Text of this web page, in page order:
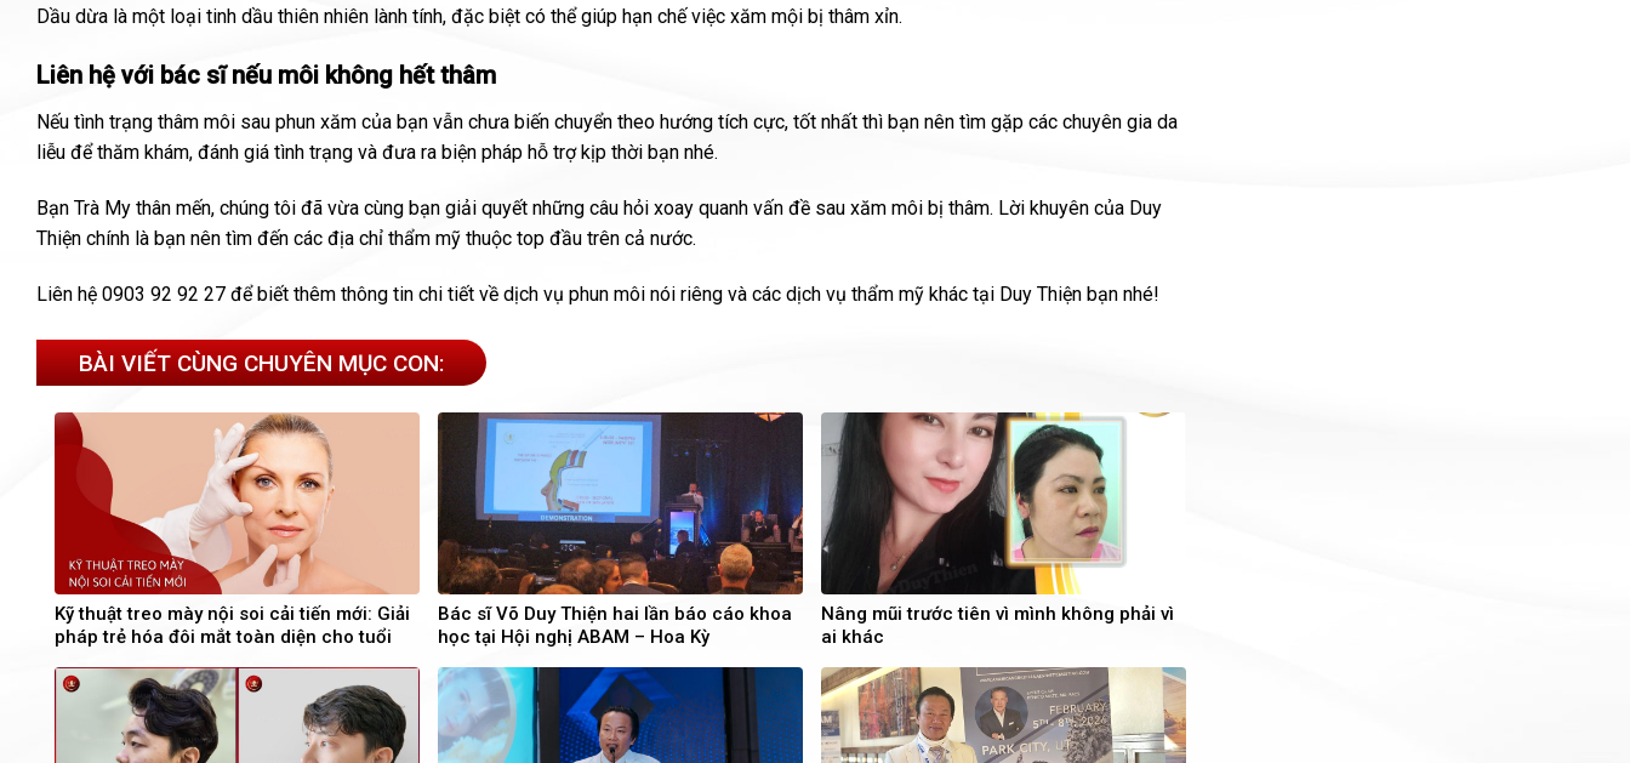
Dầu dừa là một loại tinh dầu thiên nhiên lành tính, đặc biệt có thể giúp hạn chế việc xăm mội bị thâm xỉn.
Liên hệ với bác sĩ nếu môi không hết thâm
Nếu tình trạng thâm môi sau phun xăm của bạn vẫn chưa biến chuyển theo hướng tích cực, tốt nhất thì bạn nên tìm gặp các chuyên gia da
liễu để thăm khám, đánh giá tình trạng và đưa ra biện pháp hỗ trợ kịp thời bạn nhé.
Bạn Trà My thân mến, chúng tôi đã vừa cùng bạn giải quyết những câu hỏi xoay quanh vấn đề sau xăm môi bị thâm. Lời khuyên của Duy
Thiện chính là bạn nên tìm đến các địa chỉ thẩm mỹ thuộc top đầu trên cả nước.
Liên hệ 0903 92 92 27 để biết thêm thông tin chi tiết về dịch vụ phun môi nói riêng và các dịch vụ thẩm mỹ khác tại Duy Thiện bạn nhé!
BÀI VIẾT CÙNG CHUYÊN MỤC CON:
Kỹ thuật treo mày nội soi cải tiến mới: Giải
pháp trẻ hóa đôi mắt toàn diện cho tuổi
Bác sĩ Võ Duy Thiện hai lần báo cáo khoa
học tại Hội nghị ABAM – Hoa Kỳ
Nâng mũi trước tiên vì mình không phải vì
ai khác